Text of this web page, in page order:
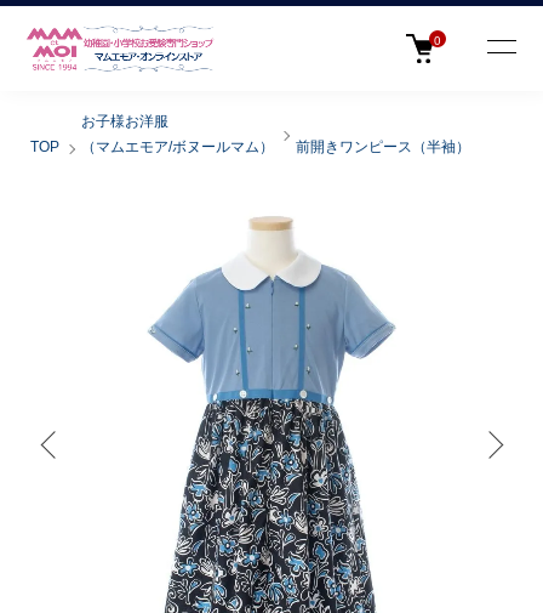
0
TOP
お子様お洋服
（マムエモア/ボヌールマム）
前開きワンピース（半袖）